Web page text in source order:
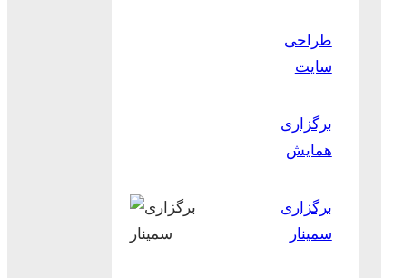
طراحی
سایت
برگزاری
همایش
برگزاری
سمینار